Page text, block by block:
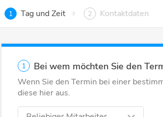
1 Tag und Zeit 2 Kontaktdaten
1 Bei wem möchten Sie den
Wenn Sie den Termin bei einer
diese hier aus.